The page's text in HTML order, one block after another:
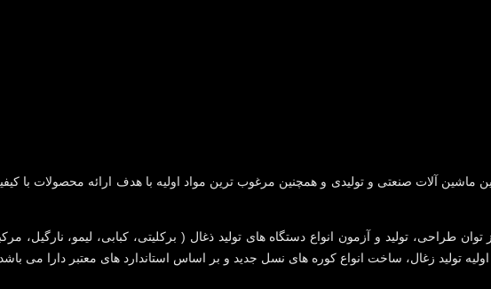
آلات صنعتی و تولیدی و همچنین مرغوب ترین مواد اولیه با هدف ارائه محصولات با
طراحی، تولید و آزمون انواع دستگاه های تولید ذغال ( برکلیتی، کبابی، لیمو، نارگیل،
تولید زغال، ساخت انواع کوره های نسل جدید و بر اساس استاندارد های معتبر دارا می باشد.